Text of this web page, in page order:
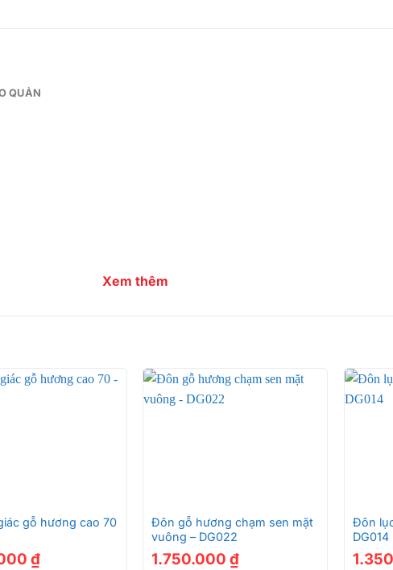
QUẢN
Xem thêm
gỗ hương cao 70
₫
Đôn gỗ hương chạm sen mặt
vuông – DG022
1.750.000₫
Đôn
DG014